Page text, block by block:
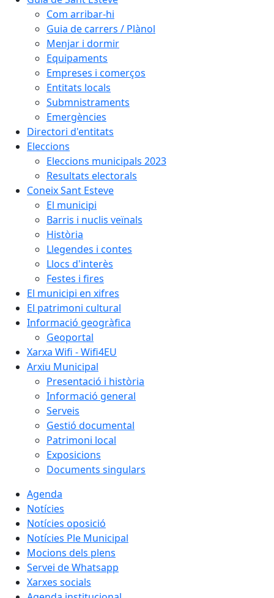
Com arribar-hi
Guia de carrers / Plànol
Menjar i dormir
Equipaments
Empreses i comerços
Entitats locals
Submnistraments
Emergències
Directori d'entitats
Eleccions
Eleccions municipals 2023
Resultats electorals
Coneix Sant Esteve
El municipi
Barris i nuclis veïnals
Història
Llegendes i contes
Llocs d'interès
Festes i fires
El municipi en xifres
El patrimoni cultural
Informació geogràfica
Geoportal
Xarxa Wifi - Wifi4EU
Arxiu Municipal
Presentació i història
Informació general
Serveis
Gestió documental
Patrimoni local
Exposicions
Documents singulars
Agenda
Notícies
Notícies oposició
Notícies Ple Municipal
Mocions dels plens
Servei de Whatsapp
Xarxes socials